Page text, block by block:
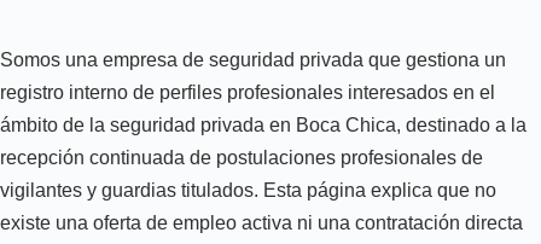
Somos una empresa de seguridad privada que gestiona un
registro interno de perfiles profesionales interesados en el
ámbito de la seguridad privada en Boca Chica, destinado a la
recepción continuada de postulaciones profesionales de
vigilantes y guardias titulados. Esta página explica que no
existe una oferta de empleo activa ni una contratación directa